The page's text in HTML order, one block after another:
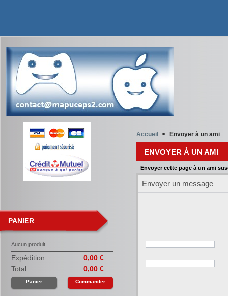
PANIER
Aucun produit
Expédition
0,00 €
Total
0,00 €
Panier Commander
Accueil > Envoyer à un ami
ENVOYER À UN AMI
Envoyer cette page à un ami
Envoyer un message